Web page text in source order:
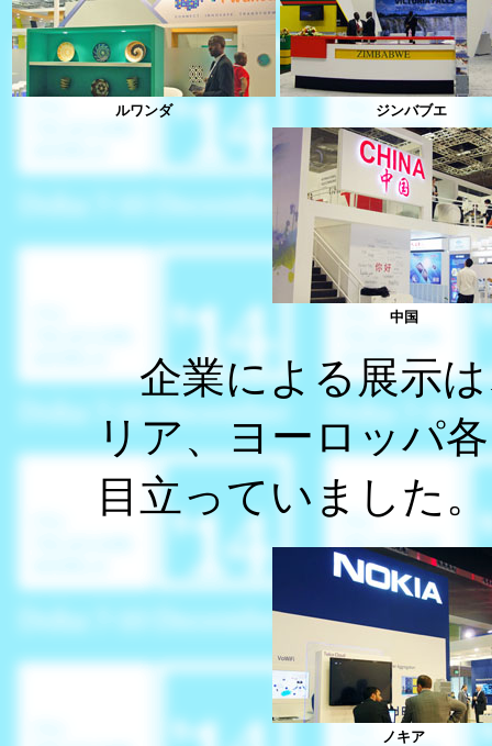
ルワンダ ジンバブエ
中国
企業による展示は
リア、ヨーロッパ
目立っていました。
ノキア